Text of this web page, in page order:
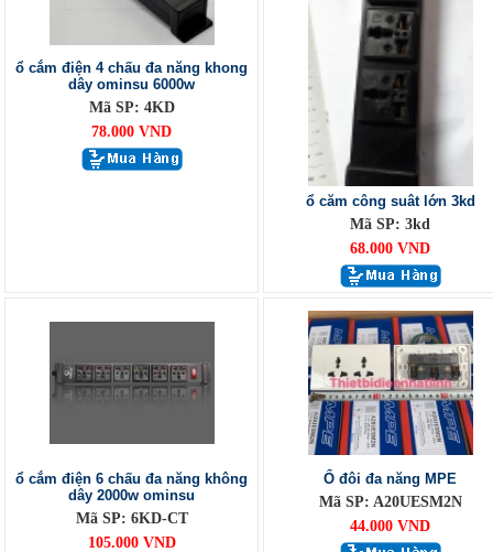
ổ cắm điện 4 chấu đa năng khong
dây ominsu 6000w
Mã SP: 4KD
78.000 VND
ổ căm công suât lớn 3kd
Mã SP: 3kd
68.000 VND
ổ cắm điện 6 chấu đa năng không
dây 2000w ominsu
Mã SP: 6KD-CT
105.000 VND
Ổ đôi đa năng MPE
Mã SP: A20UESM2N
44.000 VND